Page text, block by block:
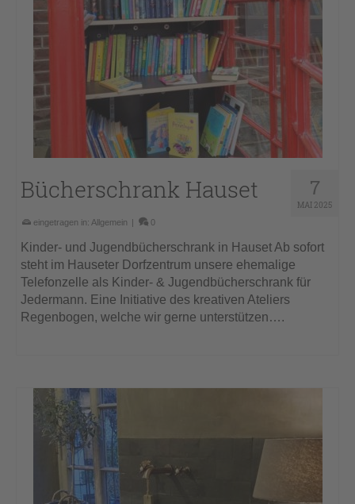
7
MAI 2025
Bücherschrank Hauset
eingetragen in: Allgemein | 0
Kinder- und Jugendbücherschrank in Hauset Ab sofort
steht im Hauseter Dorfzentrum unsere ehemalige
Telefonzelle als Kinder- & Jugendbücherschrank für
Jedermann. Eine Initiative des kreativen Ateliers
Regenbogen, welche wir gerne unterstützen….